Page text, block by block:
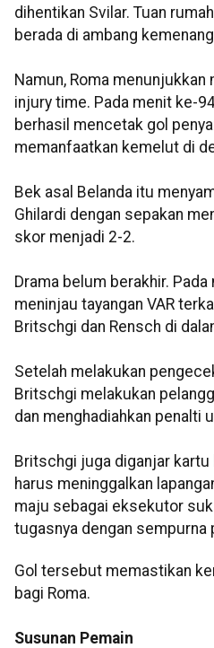
dihentikan Svilar. Tuan
berada di ambang
Namun, Roma
injury time. Pada menit ke-
berhasil mencetak gol
memanfaatkan kemelut di
Bek asal Belanda itu
Ghilardi dengan sepakan
skor menjadi 2-2.
Drama belum berakhir.
meninjau tayangan VAR
Britschgi dan Rensch di
Setelah melakukan
Britschgi melakukan
dan menghadiahkan penalti
Britschgi juga diganjar
harus meninggalkan
maju sebagai eksekutor
tugasnya dengan sempurna
Gol tersebut memastikan
bagi Roma.
Susunan Pemain